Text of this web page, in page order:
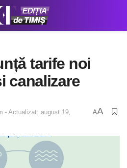
tarife noi
canalizare
- Actualizat: august 19,
AA